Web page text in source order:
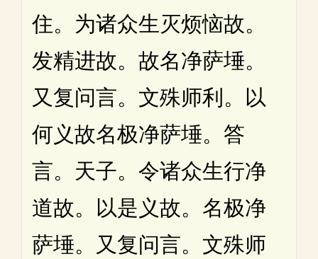
住。为诸众生灭烦恼故。
发精进故。故名净萨埵。
又复问言。文殊师利。以
何义故名极净萨埵。答
言。天子。令诸众生行净
道故。以是义故。名极净
萨埵。又复问言。文殊师